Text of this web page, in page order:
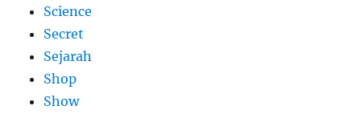
Science
Secret
Sejarah
Shop
Show